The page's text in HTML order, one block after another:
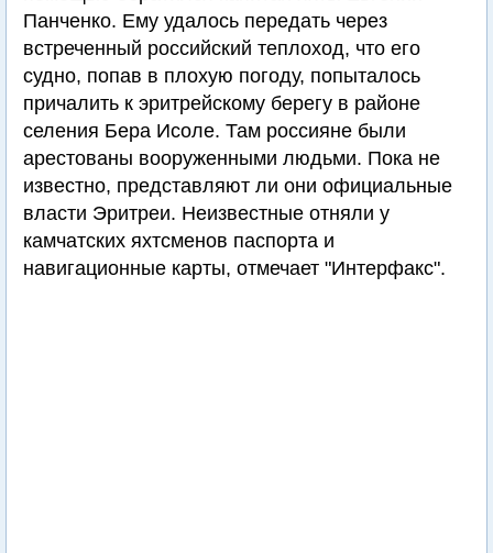
Панченко. Ему удалось передать через
встреченный российский теплоход, что его
судно, попав в плохую погоду, попыталось
причалить к эритрейскому берегу в районе
селения Бера Исоле. Там россияне были
арестованы вооруженными людьми. Пока не
известно, представляют ли они официальные
власти Эритреи. Неизвестные отняли у
камчатских яхтсменов паспорта и
навигационные карты, отмечает "Интерфакс".